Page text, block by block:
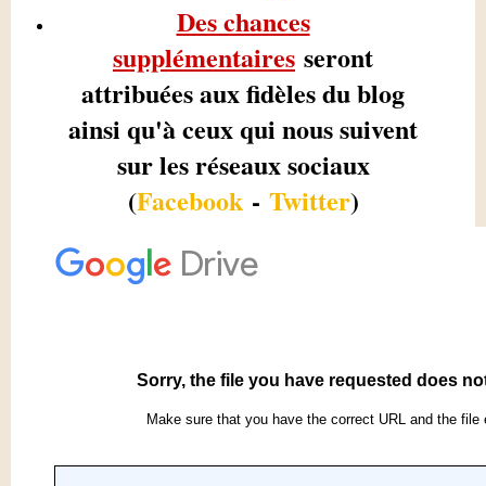
Des chances
supplémentaires seront
attribuées aux fidèles du blog
ainsi qu'à ceux qui nous suivent
sur les réseaux sociaux
(Facebook- Twitter)